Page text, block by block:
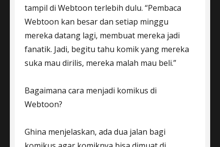
tampil di Webtoon terlebih dulu. “Pembaca
Webtoon kan besar dan setiap minggu
mereka datang lagi, membuat mereka jadi
fanatik. Jadi, begitu tahu komik yang mereka
suka mau dirilis, mereka malah mau beli.”
Bagaimana cara menjadi komikus di
Webtoon?
Ghina menjelaskan, ada dua jalan bagi